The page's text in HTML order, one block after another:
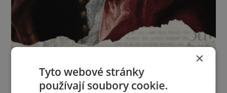
×
Tyto webové stránky
používají soubory cookie.